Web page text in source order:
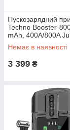
Пускозарядний
Techno Booster-
mAh, 400А/800A
USB-А, LED ліхтар
Немає в наявності
3 399 ₴